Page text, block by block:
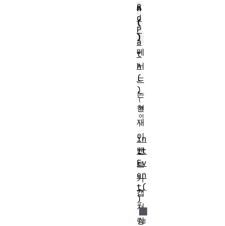
n
(
)
메
서
드
는
현
재
이
벤
트
가
캡
처
링
e
d
P
a
t
h
(
)
in
it
Ev
en
t(
)